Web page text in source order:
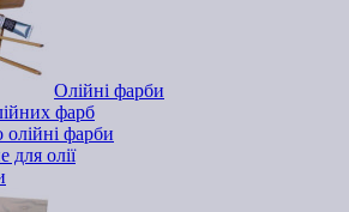
Олійні фарби
фарб
фарби
для олії